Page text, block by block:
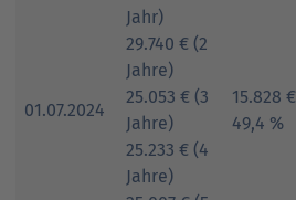
01.07.2024
Jahr)
29.740 € (2
Jahre)
25.053 € (3
Jahre)
25.233 € (4
Jahre)
15.828 €
49,4 %